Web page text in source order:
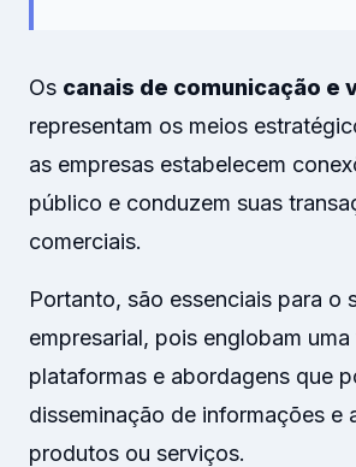
Os canais de comunicação e
representam os meios
as empresas estabelecem
público e conduzem suas
comerciais.
Portanto, são essenciais para o
empresarial, pois englobam
plataformas e abordagens que
disseminação de informações e
produtos ou serviços.